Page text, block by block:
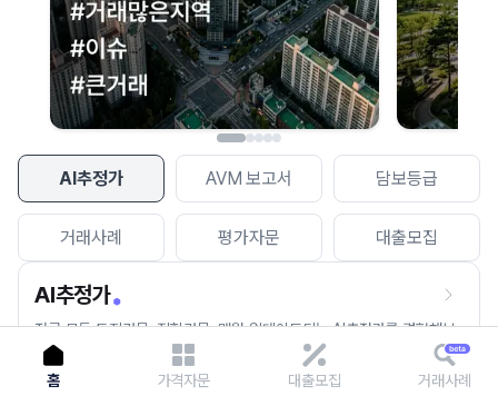
AI추정가 AVM 보고서 담보등급
거래사례 평가자문 대출모집
AI추정가
전국 모든 토지건물, 집합건물, 매월 업데이트되는 AI추정가를 경험해보
세요.
홈 가격자문 대출모집 거래사례